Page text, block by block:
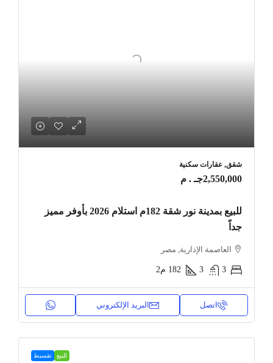
شقق, عقارات سكنية
2,550,000جـ . م
للبيع بمدينة نور شقة 182م استلام 2026 بأوفر مميز
جداً
العاصمة الإدارية, مصر
3
3
182 م2
اتصل البريد الإلكتروني
للبيع تقسيط